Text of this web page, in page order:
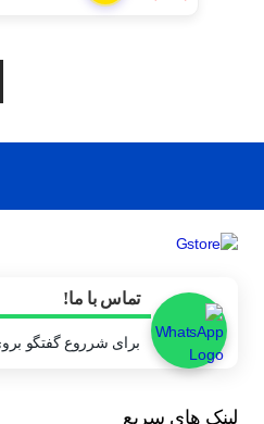
تماس با ما!
برای شرروع گفتگو
لینک های سریع